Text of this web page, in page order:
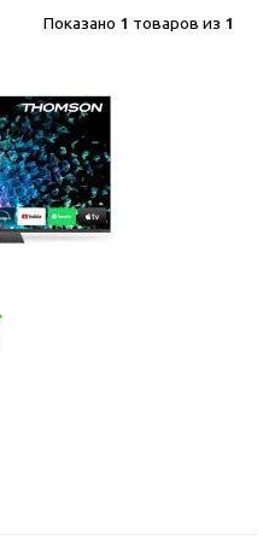
Показано 1 товаров из 1